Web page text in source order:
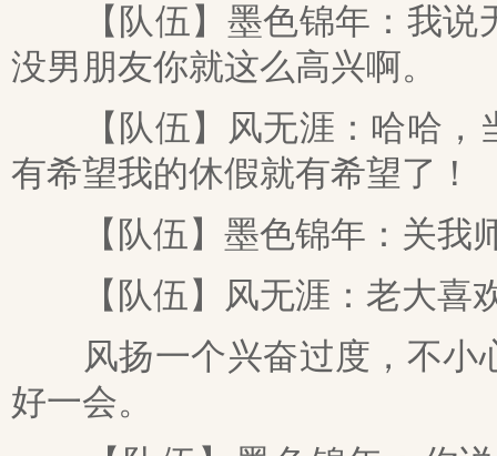
【队伍】墨色锦年：我说
没男朋友你就这么高兴啊。
【队伍】风无涯：哈哈，
有希望我的休假就有希望了！
【队伍】墨色锦年：关我
【队伍】风无涯：老大喜
风扬一个兴奋过度，不小
好一会。